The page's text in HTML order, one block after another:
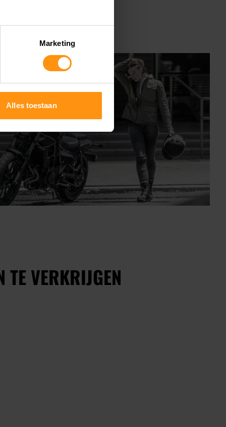
Marketing
Alles toestaan
VERKRIJGEN